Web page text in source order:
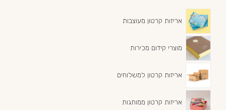
אריזות קרטון מעוצבות
מוצרי קידום מכירות
אריזות קרטון למשלוחים
אריזות קרטון ממותגות